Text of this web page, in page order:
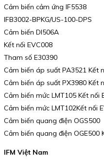
Cảm biến cảm ứng IF5538
IFB3002-BPKG/US-100-DPS
Cảm biến DI506A
Kết nối EVC008
Tham số E30390
Cảm biến áp suất PA3521 Kết
Cảm biến áp suất PX3980 Kết
Cảm biến mức LMT105 Kết nối
Cảm biến mức LMT102Kết nối
Cảm biến quang điện OGS500
Cảm biến quang điện OGE500
IFM Việt Nam